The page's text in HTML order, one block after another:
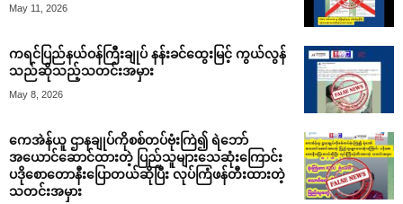
May 11, 2026
ကရင်ပြည်နယ်ဝန်ကြီးချုပ် နန်းခင်ထွေးမြင့် ကွယ်လွန်
သည်ဆိုသည့်သတင်းအမှား
May 8, 2026
ကေအဲန်ယူ ဌာနချုပ်ကိုစစ်တပ်ဗုံးကြဲ၍ ရဲဘော်
အယောင်ဆောင်ထားတဲ့ ပြည်သူများသေဆုံးကြောင်း
ပဒိုစောတောနီးပြောတယ်ဆိုပြီး လုပ်ကြံဖန်တီးထားတဲ့
သတင်းအမှား